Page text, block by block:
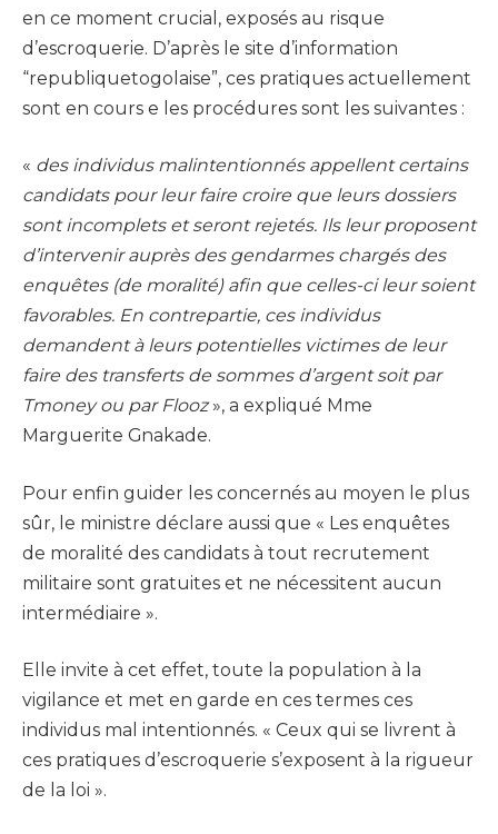
en ce moment crucial, exposés au risque
d’escroquerie. D’après le site d’information
“republiquetogolaise”, ces pratiques actuellement
sont en cours e les procédures sont les suivantes :
« des individus malintentionnés appellent certains
candidats pour leur faire croire que leurs dossiers
sont incomplets et seront rejetés. Ils leur proposent
d’intervenir auprès des gendarmes chargés des
enquêtes (de moralité) afin que celles-ci leur soient
favorables. En contrepartie, ces individus
demandent à leurs potentielles victimes de leur
faire des transferts de sommes d’argent soit par
Tmoney ou par Flooz», a expliqué Mme
Marguerite Gnakade.
Pour enfin guider les concernés au moyen le plus
sûr, le ministre déclare aussi que « Les enquêtes
de moralité des candidats à tout recrutement
militaire sont gratuites et ne nécessitent aucun
intermédiaire ».
Elle invite à cet effet, toute la population à la
vigilance et met en garde en ces termes ces
individus mal intentionnés. « Ceux qui se livrent à
ces pratiques d’escroquerie s’exposent à la rigueur
de la loi ».